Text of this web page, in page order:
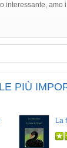
interessante, amo
PIÙ
La